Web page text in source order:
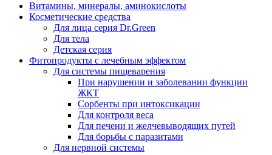
Витамины, минералы, аминокислоты
Косметические средства
Для лица серия Dr.Green
Для тела
Детская серия
Фитопродукты с лечебным эффектом
Для системы пищеварения
При нарушении и заболевании функции
ЖКТ
Сорбенты при интоксикации
Для контроля веса
Для печени и желчевыводящих путей
Для борьбы с паразитами
Для нервной системы